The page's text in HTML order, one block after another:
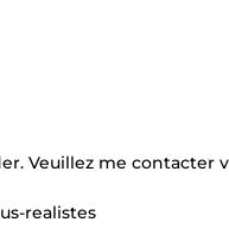
Veuillez me contacter
realistes